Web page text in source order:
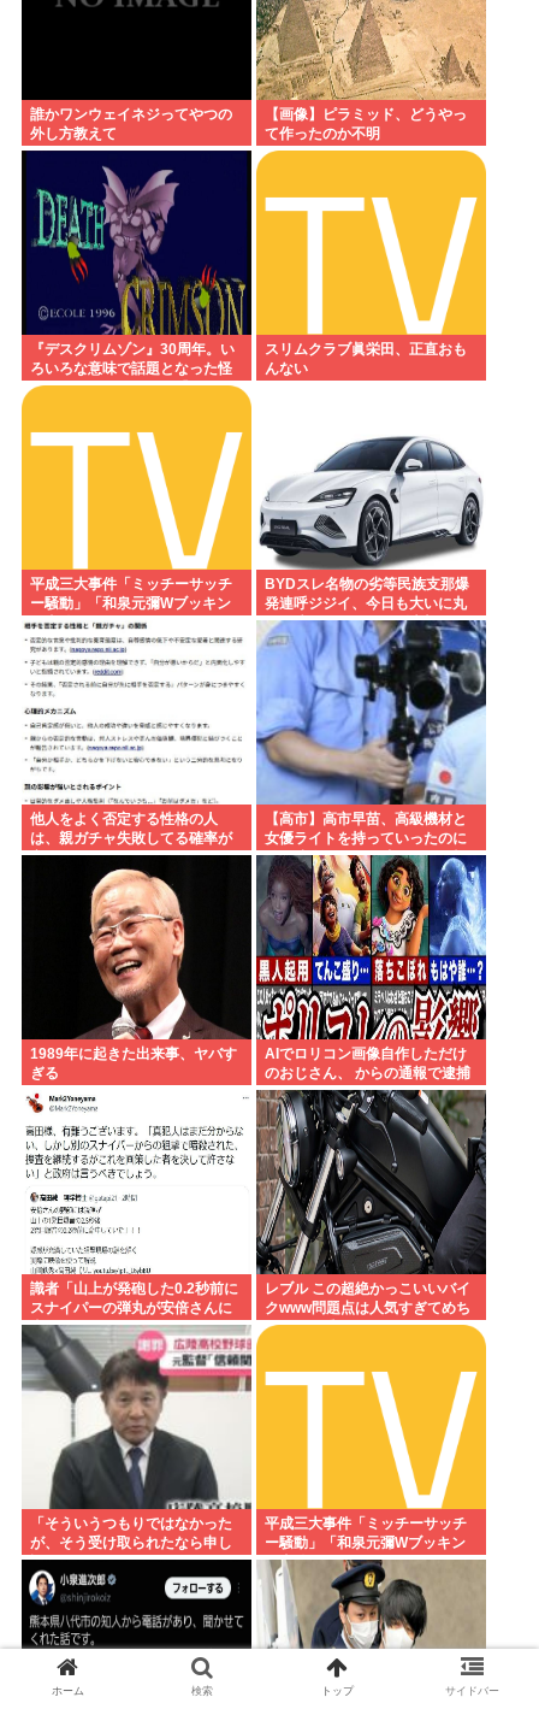
誰かワンウェイネジってやつの
外し方教えて
【画像】ピラミッド、どうやっ
て作ったのか不明
『デスクリムゾン』30周年。い
ろいろな意味で話題となった怪
作ガンシューティング『デスク
スリムクラブ眞栄田、正直おも
んない
平成三大事件「ミッチーサッチ
ー騒動」「和泉元彌Wブッキン
グ事件」あとひとつは？
BYDスレ名物の劣等民族支那爆
発連呼ジジイ、今日も大いに丸
一日吠える！160レス以上
他人をよく否定する性格の人
は、親ガチャ失敗してる確率が
高いんだって
【高市】高市早苗、高級機材と
女優ライトを持っていったのに
結局映像でも不気味なトカゲ顔
になってしまう
1989年に起きた出来事、ヤバす
ぎる
AIでロリコン画像自作しただけ
のおじさん、 からの通報で逮捕
識者「山上が発砲した0.2秒前に
スナイパーの弾丸が安倍さんに
当たっていた！」 これ。
レブル この超絶かっこいいバイ
クwww問題点は人気すぎてめち
ゃくちゃ乗ってるやついるwww
「そういうつもりではなかった
が、そう受け取られたなら申し
訳ない」 なにコレ？ジャッ
プ？？？
平成三大事件「ミッチーサッチ
ー騒動」「和泉元彌Wブッキン
グ事件」あとひとつは？
ホーム 検索 トップ サイドバー